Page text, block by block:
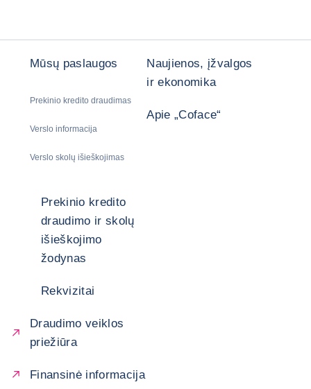
Mūsų paslaugos
Prekinio kredito draudimas
Verslo informacija
Verslo skolų išieškojimas
Naujienos, įžvalgos
ir ekonomika
Apie „Coface“
Prekinio kredito
draudimo ir skolų
išieškojimo
žodynas
Rekvizitai
Draudimo veiklos
priežiūra
Finansinė informacija